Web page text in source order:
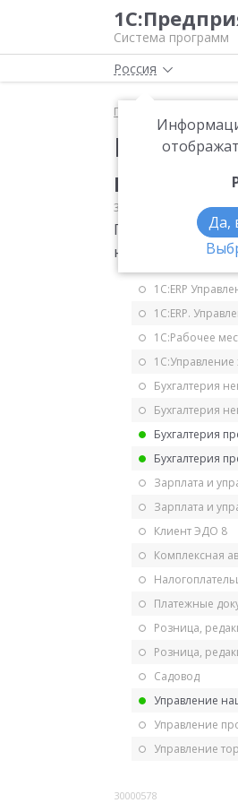
Система программ
Россия
Да,
Главная
Перенос
31.03.2020 Прочее
Перенос
нерабочими
1С:ERP
1С:ERP.
1С:Рабочее
Бухгалтерия
Бухгалтерия
Бухгалтерия
Бухгалтерия
Зарплата и
Зарплата и
Клиент ЭДО 8
Комплексная
Платежные
Розница,
Розница,
Садовод
Управление
Управление
Управление
30000578